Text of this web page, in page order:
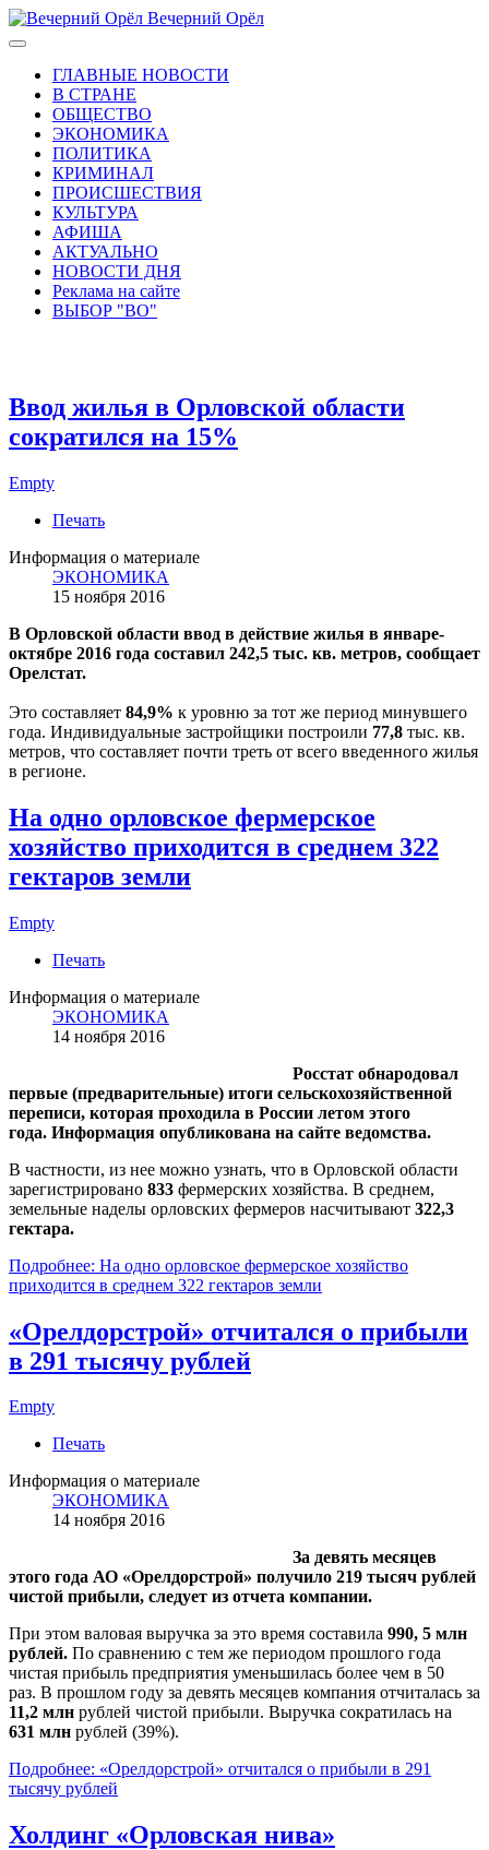
Вечерний Орёл
ГЛАВНЫЕ НОВОСТИ
В СТРАНЕ
ОБЩЕСТВО
ЭКОНОМИКА
ПОЛИТИКА
КРИМИНАЛ
ПРОИСШЕСТВИЯ
КУЛЬТУРА
АФИША
АКТУАЛЬНО
НОВОСТИ ДНЯ
Реклама на сайте
ВЫБОР "ВО"
Ввод жилья в Орловской области
сократился на 15%
Empty
Печать
Информация о материале
ЭКОНОМИКА
15 ноября 2016
В Орловской области ввод в действие жилья в январе-
октябре 2016 года составил 242,5 тыс. кв. метров, сообщает
Орелстат.
Это составляет 84,9% к уровню за тот же период минувшего
года. Индивидуальные застройщики построили 77,8 тыс. кв.
метров, что составляет почти треть от всего введенного жилья
в регионе.
На одно орловское фермерское
хозяйство приходится в среднем 322
гектаров земли
Empty
Печать
Информация о материале
ЭКОНОМИКА
14 ноября 2016
Росстат обнародовал
первые (предварительные) итоги сельскохозяйственной
переписи, которая проходила в России летом этого
года. Информация опубликована на сайте ведомства.
В частности, из нее можно узнать, что в Орловской области
зарегистрировано 833 фермерских хозяйства. В среднем,
земельные наделы орловских фермеров насчитывают 322,3
гектара.
Подробнее: На одно орловское фермерское хозяйство
приходится в среднем 322 гектаров земли
«Орелдорстрой» отчитался о прибыли
в 291 тысячу рублей
Empty
Печать
Информация о материале
ЭКОНОМИКА
14 ноября 2016
За девять месяцев
этого года АО «Орелдорстрой» получило 219 тысяч рублей
чистой прибыли, следует из отчета компании.
При этом валовая выручка за это время составила 990, 5 млн
рублей. По сравнению с тем же периодом прошлого года
чистая прибыль предприятия уменьшилась более чем в 50
раз. В прошлом году за девять месяцев компания отчиталась за
11,2 млн рублей чистой прибыли. Выручка сократилась на
631 млн рублей (39%).
Подробнее: «Орелдорстрой» отчитался о прибыли в 291
тысячу рублей
Холдинг «Орловская нива»